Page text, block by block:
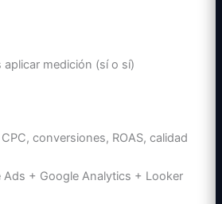
medición (sí o sí)
CPC, conversiones, ROAS, calidad
Ads + Google Analytics + Looker